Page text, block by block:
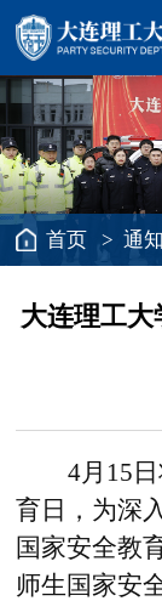
首页 >通
大连理工大
4月 15
育日，为深
国家安全教
师生国家安